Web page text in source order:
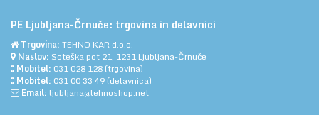
PE Ljubljana-Črnuče: trgovina in delavnici
Trgovina: TEHNO KAR d.o.o.
Naslov: Soteška pot 21, 1231 Ljubljana-Črnuče
Mobitel: 031 028 128 (trgovina)
Mobitel: 031 00 33 49 (delavnica)
Email: ljubljana@tehnoshop.net